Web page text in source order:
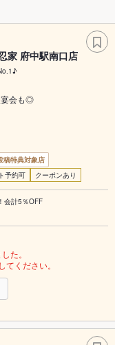
家 府中駅南口店
宴会も◎
稿特典対象店
予約可 クーポンあり
会計5％OFF
た。
ください。